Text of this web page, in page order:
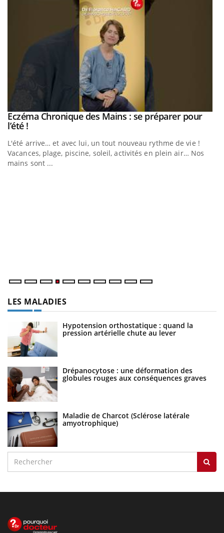
Youtube
Eczéma Chronique des Mains : se préparer pour
l’été !Youtube
L'été arrive… et avec lui, un tout nouveau rythme de vie !
Vacances, plage, piscine, soleil, activités en plein air… Nos
mains sont ...
LES MALADIES
Hypotension orthostatique : quand la
pression artérielle chute au lever
Drépanocytose : une déformation des
globules rouges aux conséquences graves
Maladie de Charcot (Sclérose latérale
amyotrophique)